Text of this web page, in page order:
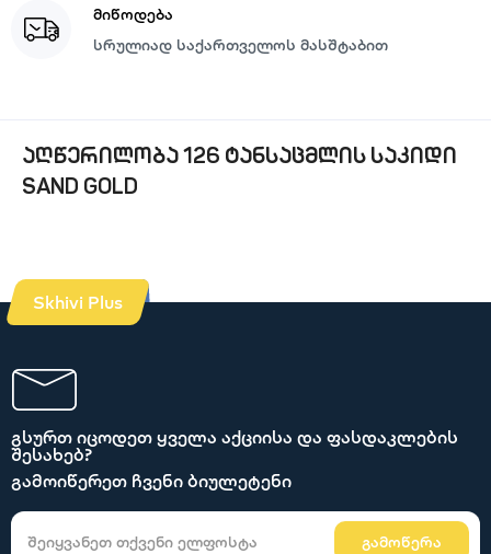
მიწოდება
სრულიად საქართველოს მასშტაბით
აღწერილობა 126 ტანსაცმლის საკიდი
SAND GOLD
Skhivi Plus
გსურთ იცოდეთ ყველა აქციისა და ფასდაკლების
შესახებ?
გამოიწერეთ ჩვენი ბიულეტენი
გამოწერა